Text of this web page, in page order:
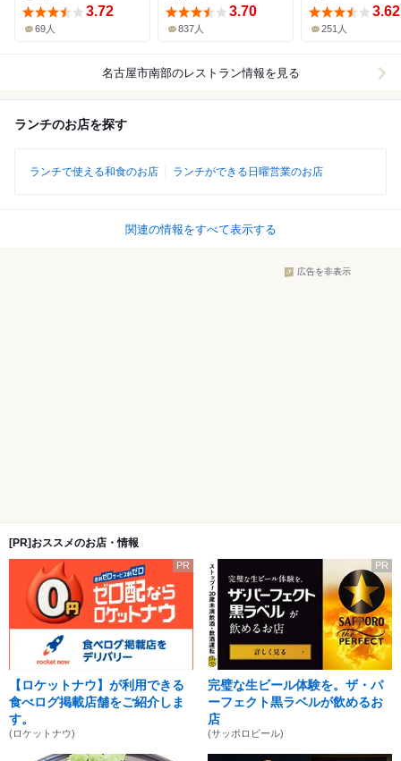
3.72
69人
3.70
837人
3.62
251人
名古屋市南部のレストラン情報を見る
ランチのお店を探す
ランチで使える和食のお店 ランチができる日曜営業のお店
関連の情報をすべて表示する
広告を非表示
[PR]おススメのお店・情報
PR
【ロケットナウ】が利用できる
食べログ掲載店舗をご紹介しま
す。
(ロケットナウ)
PR
完璧な生ビール体験を。ザ・パ
ーフェクト黒ラベルが飲めるお
店
(サッポロビール)